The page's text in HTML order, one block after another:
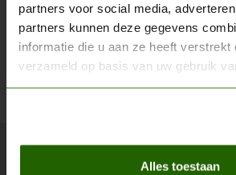
partners voor social media,
partners kunnen deze gegevens
informatie die u aan ze heeft verstrekt
verzameld op basis van uw gebruik
Alles toestaan
Abonneer je op onze
Blijf op de hoogte over onze